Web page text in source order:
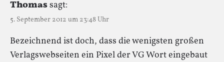
Thomassagt:
5. September 2012 um 23:48 Uhr
Bezeichnend ist doch, dass die wenigsten großen
Verlagswebseiten ein Pixel der VG Wort eingebaut